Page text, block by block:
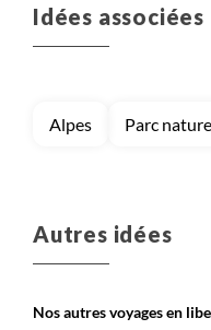
Voyage
Autres régions (France)
Idées associées
Alpes Parc
Autres idées
Nos autres voyages en